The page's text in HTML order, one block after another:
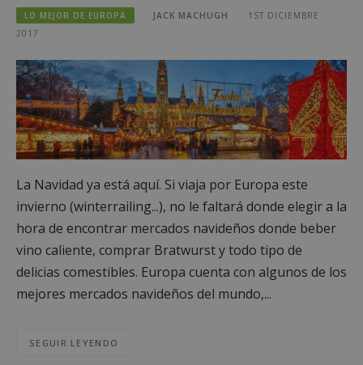
LO MEJOR DE EUROPA JACK MACHUGH
1ST DICIEMBRE
2017
La Navidad ya está aquí. Si viaja por Europa este
invierno (winterrailing...), no le faltará donde elegir a la
hora de encontrar mercados navideños donde beber
vino caliente, comprar Bratwurst y todo tipo de
delicias comestibles. Europa cuenta con algunos de los
mejores mercados navideños del mundo,...
SEGUIR LEYENDO